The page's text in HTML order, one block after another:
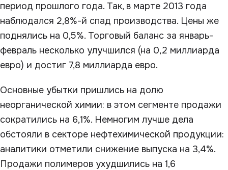
период прошлого года. Так, в марте 2013 года
наблюдался 2,8%-й спад производства. Цены же
поднялись на 0,5%. Торговый баланс за январь-
февраль несколько улучшился (на 0,2 миллиарда
евро) и достиг 7,8 миллиарда евро.
Основные убытки пришлись на долю
неорганической химии: в этом сегменте продажи
сократились на 6,1%. Немногим лучше дела
обстояли в секторе нефтехимической продукции:
аналитики отметили снижение выпуска на 3,4%.
Продажи полимеров ухудшились на 1,6